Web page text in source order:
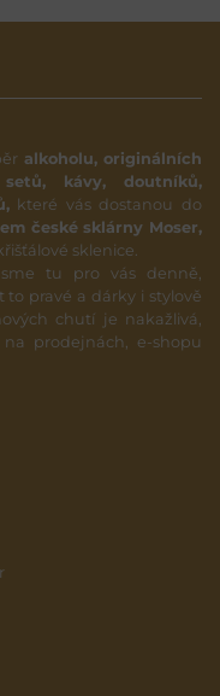
alkoholu, originálních
kávy, doutníků,
které vás dostanou do
české sklárny Moser,
sklenice.
tu pro vás denně,
pravé a dárky i stylově
chutí je nakažlivá,
prodejnách, e-shopu